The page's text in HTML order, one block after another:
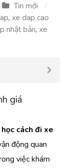
Tin mới
, xe dap cao
nhật bản, xe
giá
học cách đi xe
động quan
việc khám